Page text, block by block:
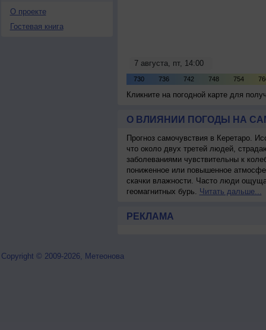
О проекте
Гостевая книга
Кликните на погодной карте для
О ВЛИЯНИИ ПОГОДЫ НА
Прогноз самочувствия в Керетаро.
что около двух третей людей,
заболеваниями чувствительны к
пониженное или повышенное
скачки влажности. Часто люди
геомагнитных бурь. Читать дальше...
РЕКЛАМА
Copyright © 2009-2026, Метеонова